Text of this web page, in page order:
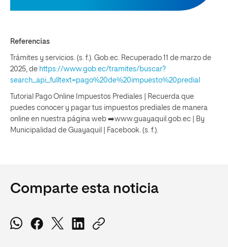
Referencias
Trámites y servicios. (s. f.). Gob.ec. Recuperado 11 de marzo de
2025, de https://www.gob.ec/tramites/buscar?
search_api_fulltext=pago%20de%20impuesto%20predial
Tutorial Pago Online Impuestos Prediales | Recuerda que
puedes conocer y pagar tus impuestos prediales de manera
online en nuestra página web ➡️www.guayaquil.gob.ec | By
Municipalidad de Guayaquil | Facebook. (s. f.).
Comparte esta noticia